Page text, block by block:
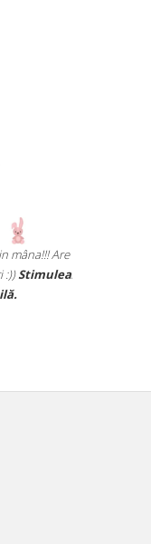
ce in ce
logica și